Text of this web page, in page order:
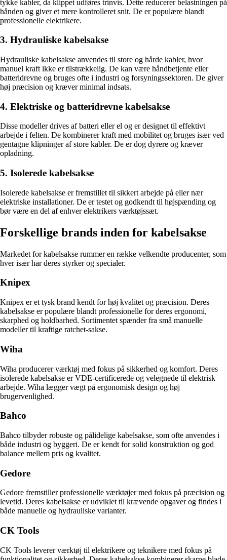
tykke kabler, da klippet udføres trinvis. Dette reducerer belastningen på
hånden og giver et mere kontrolleret snit. De er populære blandt
professionelle elektrikere.
3. Hydrauliske kabelsakse
Hydrauliske kabelsakse anvendes til store og hårde kabler, hvor
manuel kraft ikke er tilstrækkelig. De kan være håndbetjente eller
batteridrevne og bruges ofte i industri og forsyningssektoren. De giver
høj præcision og kræver minimal indsats.
4. Elektriske og batteridrevne kabelsakse
Disse modeller drives af batteri eller el og er designet til effektivt
arbejde i felten. De kombinerer kraft med mobilitet og bruges især ved
gentagne klipninger af store kabler. De er dog dyrere og kræver
opladning.
5. Isolerede kabelsakse
Isolerede kabelsakse er fremstillet til sikkert arbejde på eller nær
elektriske installationer. De er testet og godkendt til højspænding og
bør være en del af enhver elektrikers værktøjssæt.
Forskellige brands inden for kabelsakse
Markedet for kabelsakse rummer en række velkendte producenter, som
hver især har deres styrker og specialer.
Knipex
Knipex er et tysk brand kendt for høj kvalitet og præcision. Deres
kabelsakse er populære blandt professionelle for deres ergonomi,
skarphed og holdbarhed. Sortimentet spænder fra små manuelle
modeller til kraftige ratchet-sakse.
Wiha
Wiha producerer værktøj med fokus på sikkerhed og komfort. Deres
isolerede kabelsakse er VDE-certificerede og velegnede til elektrisk
arbejde. Wiha lægger vægt på ergonomisk design og høj
brugervenlighed.
Bahco
Bahco tilbyder robuste og pålidelige kabelsakse, som ofte anvendes i
både industri og byggeri. De er kendt for solid konstruktion og god
balance mellem pris og kvalitet.
Gedore
Gedore fremstiller professionelle værktøjer med fokus på præcision og
levetid. Deres kabelsakse er udviklet til krævende opgaver og findes i
både manuelle og hydrauliske varianter.
CK Tools
CK Tools leverer værktøj til elektrikere og teknikere med fokus på